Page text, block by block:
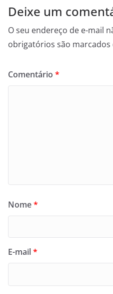
Deixe um
O seu endereço de e-mail
obrigatórios são marcados
Comentário *
Nome*
E-mail*